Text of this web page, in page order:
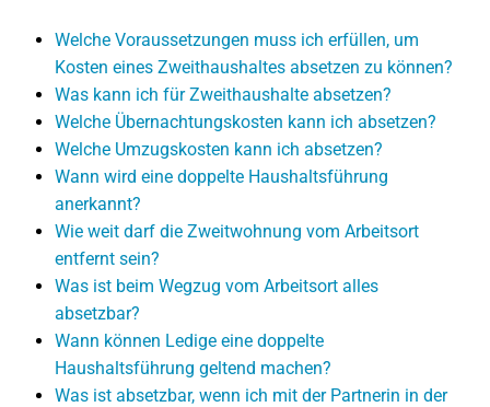
Welche Voraussetzungen muss ich erfüllen, um
Kosten eines Zweithaushaltes absetzen zu können?
Was kann ich für Zweithaushalte absetzen?
Welche Übernachtungskosten kann ich absetzen?
Welche Umzugskosten kann ich absetzen?
Wann wird eine doppelte Haushaltsführung
anerkannt?
Wie weit darf die Zweitwohnung vom Arbeitsort
entfernt sein?
Was ist beim Wegzug vom Arbeitsort alles
absetzbar?
Wann können Ledige eine doppelte
Haushaltsführung geltend machen?
Was ist absetzbar, wenn ich mit der Partnerin in der